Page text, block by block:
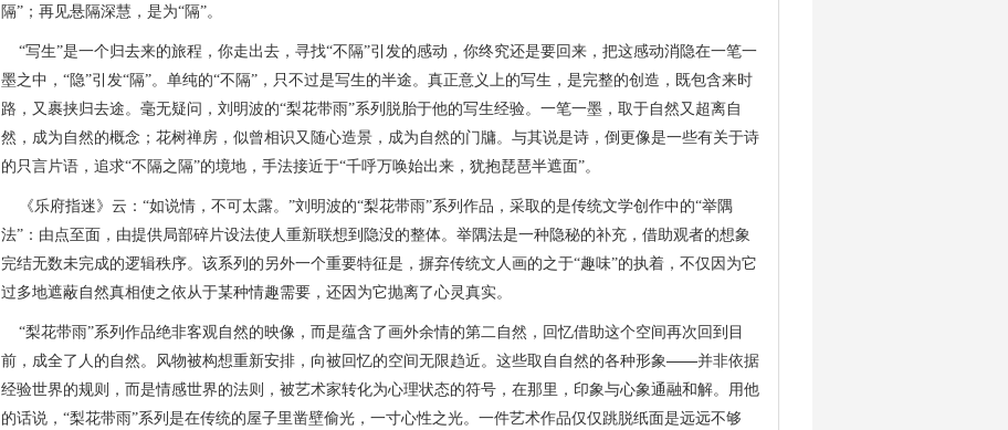
隔”；再见悬隔深慧，是为“隔”。
“写生”是一个归去来的旅程，你走出去，寻找“不隔”引发的感动，你终究还是要回来，把这感动消隐在一笔一
墨之中，“隐”引发“隔”。单纯的“不隔”，只不过是写生的半途。真正意义上的写生，是完整的创造， 既包含来时
路，又裹挟归去途。 毫无疑问，刘明波的“梨花带雨”系列脱胎于他的写生经验。一笔一墨，取于自然又超离自
然，成为自然的概念；花树禅房，似曾相识又随心造景，成为自然的门牗。与其说是诗，倒更像是一些有关于诗
的只言片语， 追求“不隔之隔”的境地，手法接近于“千呼万唤始出来，犹抱琵琶半遮面”。
《乐府指迷》云：“如说情，不可太露。”刘明波的“梨花带雨”系列作品，采取的是传统文学创作中的“举隅
法”：由点至面，由提供局部碎片设法使人重新联想到隐没的整体。举隅法是一种隐秘的补充，借助观者的想象
完结无数未完成的逻辑秩序。该系列的另外一个重要特征是，摒弃传统文人画的之于“趣味”的执着，不仅因为它
过多地遮蔽自然真相使之依从于某种情趣需要，还因为它抛离了心灵真实。
“梨花带雨”系列作品绝非客观自然的映像，而是蕴含了画外余情的第二自然，回忆借助这个空间再次回到目
前，成全了人的自然。风物被构想重新安排，向被回忆的空间无限趋近。这些取自自然的各种形象——并非依据
经验世界的规则，而是情感世界的法则，被艺术家转化为心理状态的符号，在那里，印象与心象通融和解。用他
的话说，“梨花带雨”系列是在传统的屋子里凿壁偷光，一寸心性之光。一件艺术作品仅仅跳脱纸面是远远不够